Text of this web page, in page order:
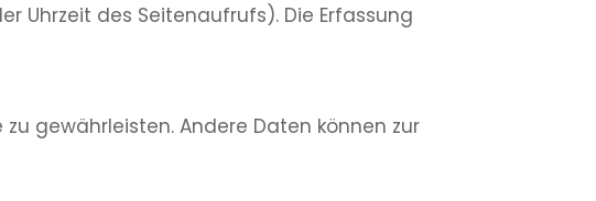
Uhrzeit des Seitenaufrufs). Die Erfassung
gewährleisten. Andere Daten können zur